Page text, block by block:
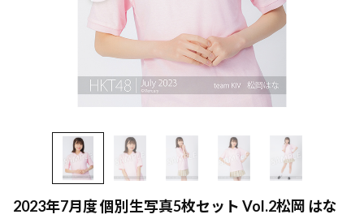
2023年7月度 個別生写真5枚セット Vol.2松岡 はな